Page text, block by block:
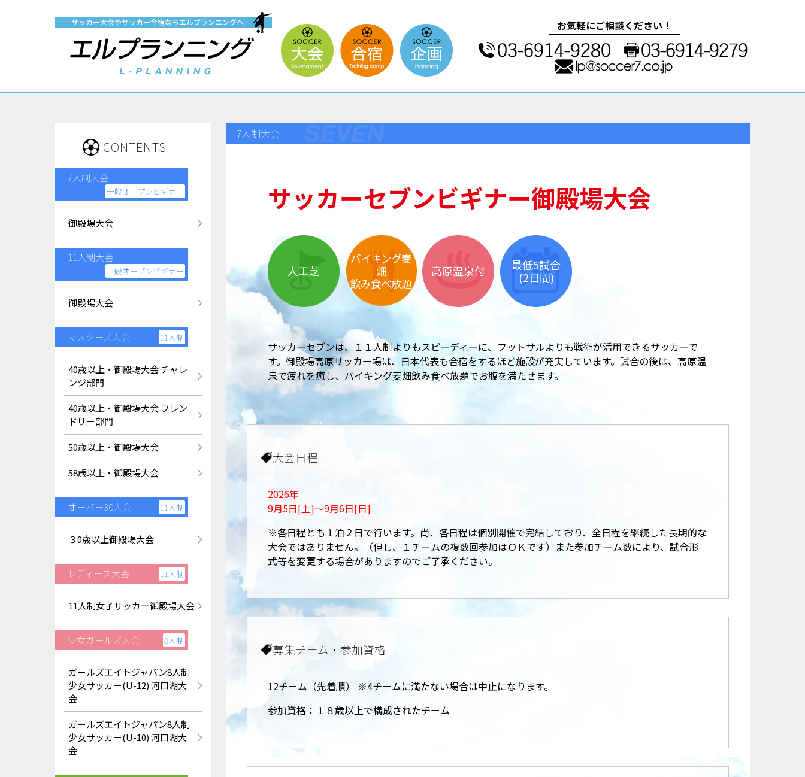
お気軽にご相談ください！
7人制大会
サッカーセブンビギナー御殿場大会
人工芝
バイキング麦
畑
飲み食べ放題
高原温泉付
最低5試合
(2日間)
サッカーセブンは、１１人制よりもスピーディーに、フットサルよりも戦術が活用できるサッカーで
す。 御殿場高原サッカー場は、日本代表も合宿をするほど施設が充実しています。試合の後は、高原温
泉で疲れを癒し、バイキング麦畑飲み食べ放題でお腹を満たせます。
大会日程
2026年
9月5日[土]〜9月6日[日]
※各日程とも１泊２日で行います。尚、各日程は個別開催で完結しており、全日程を継続した長期的な
大会ではありません。（但し、１チームの複数回参加はＯＫです）また参加チーム数により、試合形
式等を変更する場合がありますのでご了承ください。
募集チーム・参加資格
12チーム（先着順） ※4チームに満たない場合は中止になります。
参加資格：１８歳以上で構成されたチーム
CONTENTS
7人制大会
一般オープンビギナー
御殿場大会
11人制大会
一般オープンビギナー
御殿場大会
マスターズ大会 11人制
40歳以上・御殿場大会 チャレ
ンジ部門
40歳以上・御殿場大会 フレン
ドリー部門
50歳以上・御殿場大会
58歳以上・御殿場大会
オーバー30大会 11人制
３0歳以上御殿場大会
レディース大会 11人制
11人制女子サッカー御殿場大会
少女ガールズ大会 8人制
ガールズエイトジャパン8人制
少女サッカー(U-12) 河口湖大
会
ガールズエイトジャパン8人制
少女サッカー(U-10) 河口湖大
会